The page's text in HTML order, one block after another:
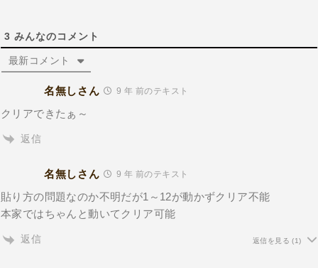
3 みんなのコメント
最新コメント
名無しさん 9 年 前のテキスト
クリアできたぁ～
返信
名無しさん 9 年 前のテキスト
貼り方の問題なのか不明だが1～12が動かずクリア不能
本家ではちゃんと動いてクリア可能
返信 返信を見る (1)